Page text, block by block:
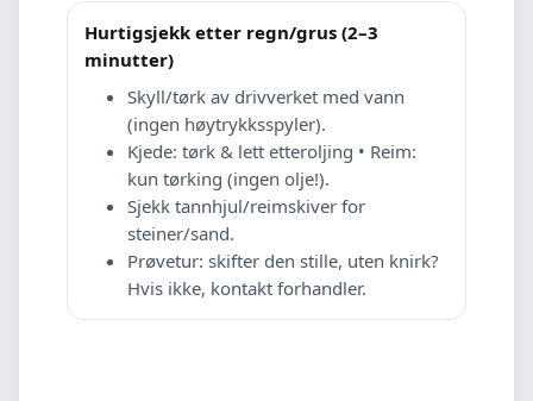
Hurtigsjekk etter regn/grus (2–3
minutter)
Skyll/tørk av drivverket med vann
(ingen høytrykksspyler).
Kjede: tørk & lett etteroljing • Reim:
kun tørking (ingen olje!).
Sjekk tannhjul/reimskiver for
steiner/sand.
Prøvetur: skifter den stille, uten knirk?
Hvis ikke, kontakt forhandler.